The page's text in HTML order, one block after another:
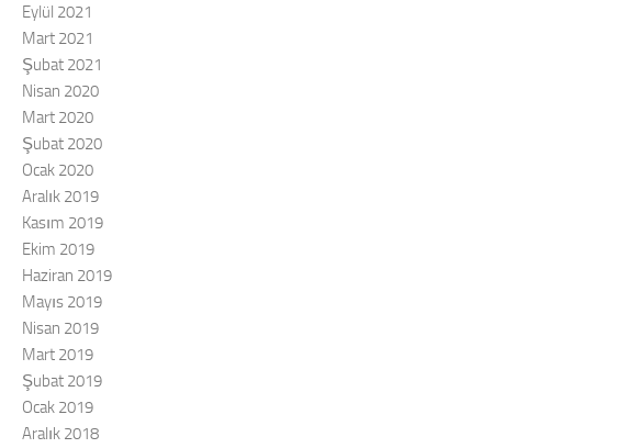
Eylül 2021
Mart 2021
Şubat 2021
Nisan 2020
Mart 2020
Şubat 2020
Ocak 2020
Aralık 2019
Kasım 2019
Ekim 2019
Haziran 2019
Mayıs 2019
Nisan 2019
Mart 2019
Şubat 2019
Ocak 2019
Aralık 2018